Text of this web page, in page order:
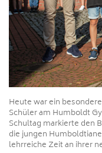
Heute war ein
Schüler am Humboldt
Schultag markierte den
die jungen
lehrreiche Zeit an ihrer